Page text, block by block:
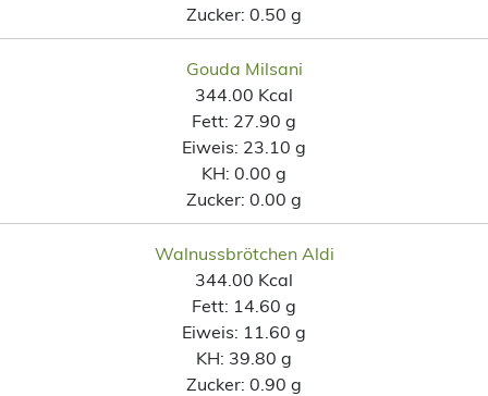
Zucker: 0.50 g
Gouda Milsani
344.00 Kcal
Fett: 27.90 g
Eiweis: 23.10 g
KH: 0.00 g
Zucker: 0.00 g
Walnussbrötchen Aldi
344.00 Kcal
Fett: 14.60 g
Eiweis: 11.60 g
KH: 39.80 g
Zucker: 0.90 g